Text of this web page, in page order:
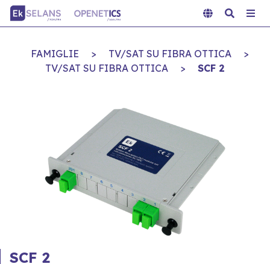
FAMIGLIE > TV/SAT SU FIBRA OTTICA
>
TV/SAT SU FIBRA OTTICA
> SCF 2
SCF 2